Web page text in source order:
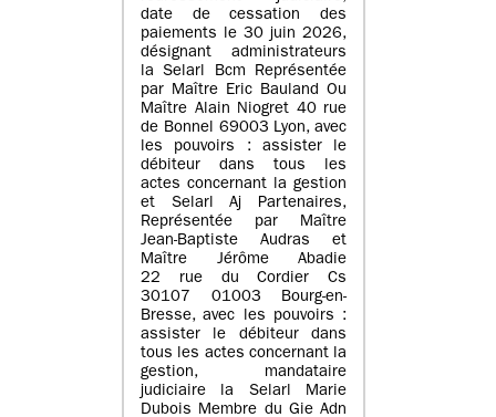
date de cessation des
paiements le 30 juin 2026,
désignant administrateurs
la Selarl Bcm Représentée
par Maître Eric Bauland Ou
Maître Alain Niogret 40 rue
de Bonnel 69003 Lyon, avec
les pouvoirs : assister le
débiteur dans tous les
actes concernant la gestion
et Selarl Aj Partenaires,
Représentée par Maître
Jean-Baptiste Audras et
Maître Jérôme Abadie
22 rue du Cordier Cs
30107 01003 Bourg-en-
Bresse, avec les pouvoirs :
assister le débiteur dans
tous les actes concernant la
gestion, mandataire
judiciaire la Selarl Marie
Dubois Membre du Gie Adn